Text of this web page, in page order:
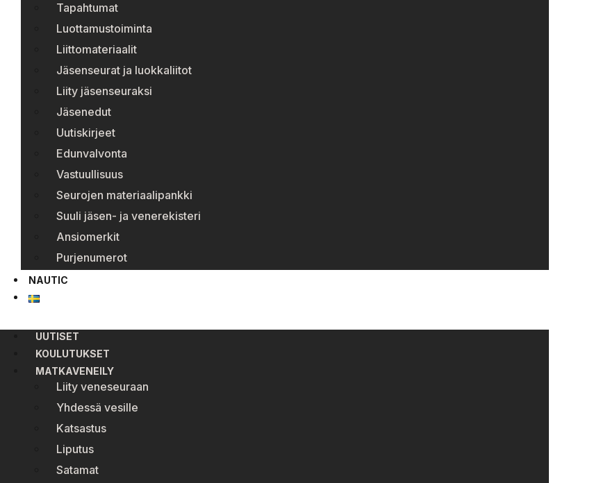
Tapahtumat
Luottamustoiminta
Liittomateriaalit
Jäsenseurat ja luokkaliitot
Liity jäsenseuraksi
Jäsenedut
Uutiskirjeet
Edunvalvonta
Vastuullisuus
Seurojen materiaalipankki
Suuli jäsen- ja venerekisteri
Ansiomerkit
Purjenumerot
NAUTIC
UUTISET
KOULUTUKSET
MATKAVENEILY
Liity veneseuraan
Yhdessä vesille
Katsastus
Liputus
Satamat